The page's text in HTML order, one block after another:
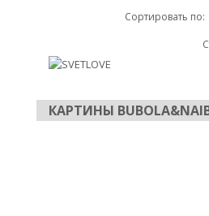
Сортировать по:
КАРТИНЫ